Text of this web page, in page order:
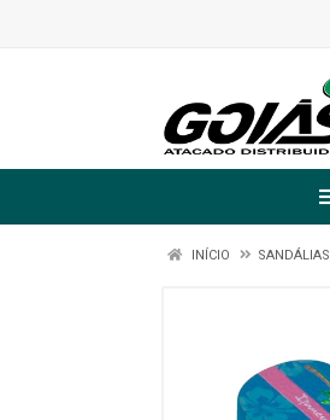
INÍCIO SANDÁLIAS